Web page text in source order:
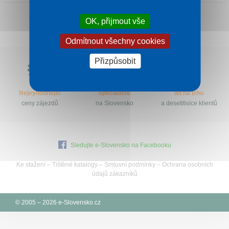
Slovensko.cz?
Nejvýhodnější
ceny zájezdů
Specialisté
na Slovensko
let na trhu
a desetitisíce klientů
Sledujte e-Slovensko na Facebooku
Ke stažení – Tištěné katalogy– Smluvní podmínky– Ochrana osobních
údajů zákazníků
© 2005 – 2026 e-Slovensko.cz
OK, přijmout vše
Odmítnout všechny cookies
Přizpůsobit